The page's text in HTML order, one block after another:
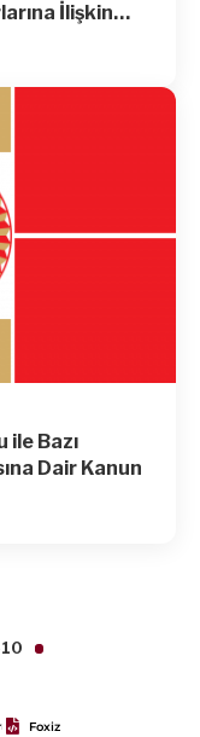
İlişkin
ile Bazı
Dair Kanun
10
Foxiz